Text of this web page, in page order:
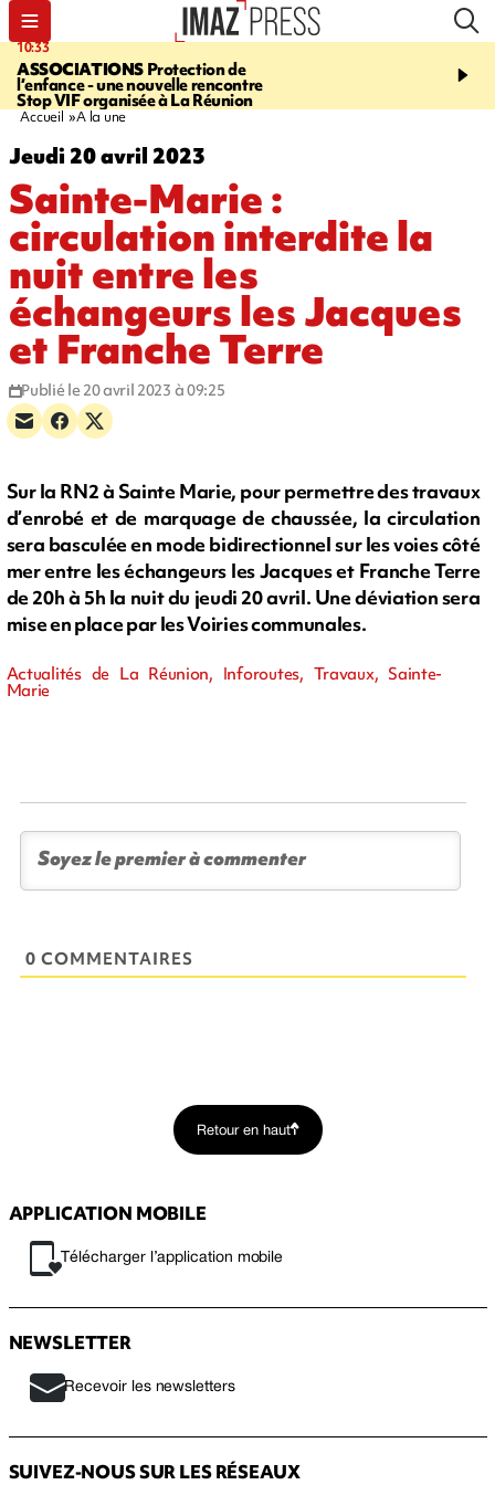
10:33
ASSOCIATIONSProtection de
l’enfance - une nouvelle rencontre
Stop VIF organisée à La Réunion
15:03
Vaste feu
l'ouest du pays, 20.000
Accueil A la une
Jeudi 20 avril 2023
Sainte-Marie :
circulation interdite la
nuit entre les
échangeurs les Jacques
et Franche Terre
Publié le 20 avril 2023 à 09:25
Sur la RN2 à Sainte Marie, pour permettre des travaux
d’enrobé et de marquage de chaussée, la circulation
sera basculée en mode bidirectionnel sur les voies côté
mer entre les échangeurs les Jacques et Franche Terre
de 20h à 5h la nuit du jeudi 20 avril. Une déviation sera
mise en place par les Voiries communales.
Actualités de La Réunion, Inforoutes, Travaux, Sainte-
Marie
0 COMMENTAIRES
Retour en haut
APPLICATION MOBILE
Télécharger l’application mobile
NEWSLETTER
Recevoir les newsletters
SUIVEZ-NOUS SUR LES RÉSEAUX